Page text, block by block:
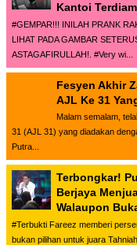
Kantoi
#GEMPAR!!! INILAH PRANK
LIHAT PADA GAMBAR
ASTAGAFIRULLAH!. #Very wi...
Fesyen Akhir
AJL Ke 31
Malam semalam,
31 (AJL 31) yang diadakan
Putra...
Terbongkar!
Berjaya
Walaupon
#Terbukti Fareez memberi
bukan pilihan untuk juara